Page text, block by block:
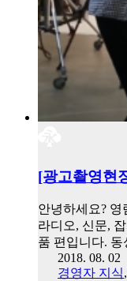
[광고촬영현
안녕하세요?
라디오, 신문,
품 편입니다.
2018. 08. 02
경영자 지식,